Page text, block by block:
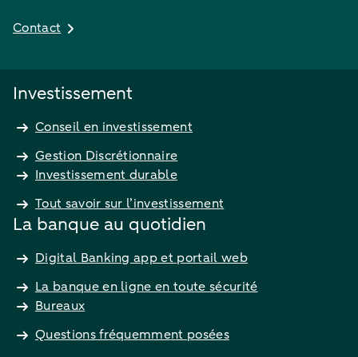
Contact
Investissement
Conseil en investissement
Gestion Discrétionnaire
Investissement durable
Tout savoir sur l’investissement
La banque au quotidien
Digital Banking app et portail web
La banque en ligne en toute sécurité
Bureaux
Questions fréquemment posées